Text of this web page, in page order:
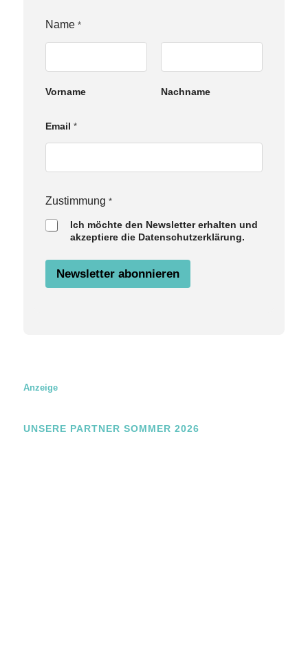
Name *
Vorname Nachname
E
u
m
n
Email *
Zustimmung *
Ich möchte den Newsletter erhalten und
akzeptiere die Datenschutzerklärung.
Newsletter abonnieren
Anzeige
UNSERE PARTNER SOMMER 2026